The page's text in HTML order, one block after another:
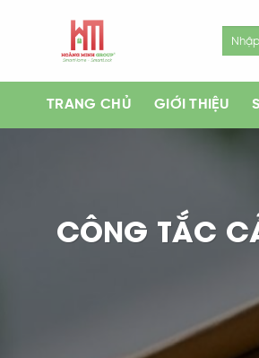
TRANG CHỦ GIỚI THIỆU
CÔNG TẮC